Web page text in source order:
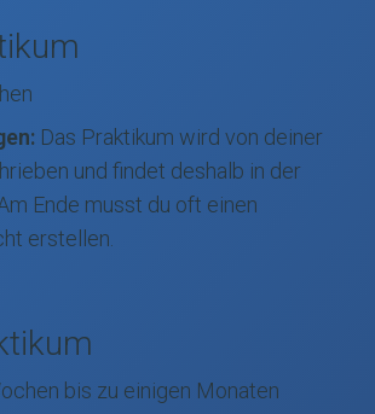
Das Praktikum wird von deiner
und findet deshalb in der
Ende musst du oft einen
erstellen.
bis zu einigen Monaten